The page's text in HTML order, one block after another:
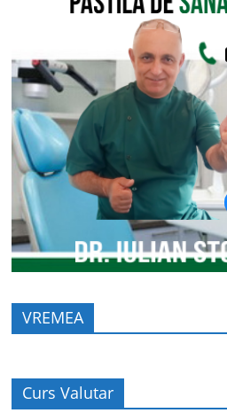
VREMEA
Curs Valutar